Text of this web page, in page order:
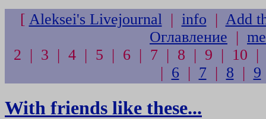
[ Aleksei's Livejournal| info | Add
Оглавление |
2 | 3 | 4 | 5 | 6 | 7 | 8 | 9 | 10
| 6| 7| 8 | 9
With friends like these...